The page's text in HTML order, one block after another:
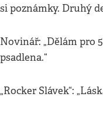
si poznámky. Druhý
Novinář: „Dělám pro
psadlena.“
„Rocker Slávek“: